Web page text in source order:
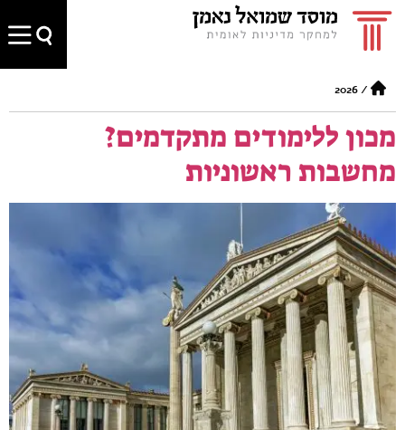
/
2026
מכון ללימודים מתקדמים?
מחשבות ראשוניות